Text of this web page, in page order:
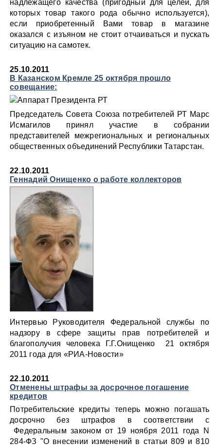
надлежащего качества (пригодный для целей, для
которых товар такого рода обычно используется),
если приобретенный Вами товар в магазине
оказался с изъяном не стоит отчаиваться и пускать
ситуацию на самотек.
25.10.2011
В Казанском Кремле 25 октября прошло
совещание:
Председатель Совета Союза потребителей РТ Марс
Исмагилов принял участие в собрании
представителей межрегиональных и региональных
общественных объединений Республики Татарстан.
22.10.2011
Геннадий Онищенко о работе коллекторов
Интервью Руководителя Федеральной службы по
надзору в сфере защиты прав потребителей и
благополучия человека Г.Г.Онищенко 21 октября
2011 года для «РИА-Новости»
22.10.2011
Отменены штрафы за досрочное погашение
кредитов
Потребительские кредиты теперь можно погашать
досрочно без штрафов в соответствии с
Федеральным законом от 19 ноября 2011 года N
284-ФЗ "О внесении изменений в статьи 809 и 810